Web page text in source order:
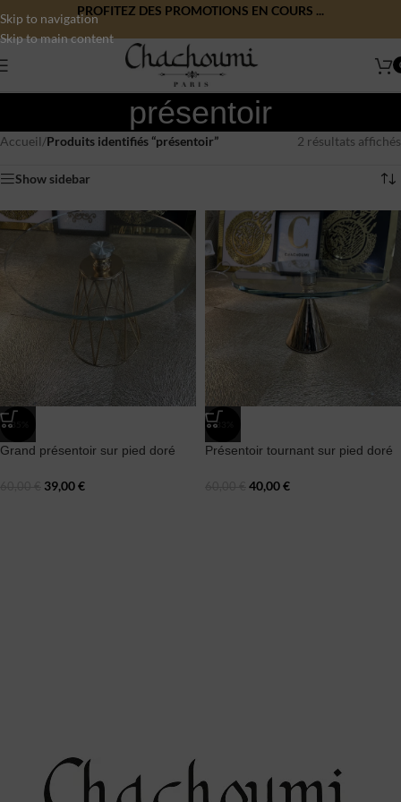
Skip to navigation
Skip to main content
PROFITEZ DES PROMOTIONS EN COURS ...
présentoir
Accueil/Produits identifiés “présentoir” 2 résultats affichés
Show sidebar
-35%
Grand présentoir sur pied doré
39,00€
-33%
Présentoir tournant sur pied doré
40,00€